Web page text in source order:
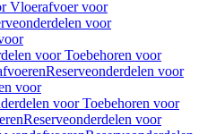
Vloerafvoer voor
voor
voor Toebehoren voor
Reserveonderdelen voor
voor
voor Toebehoren voor
Reserveonderdelen voor